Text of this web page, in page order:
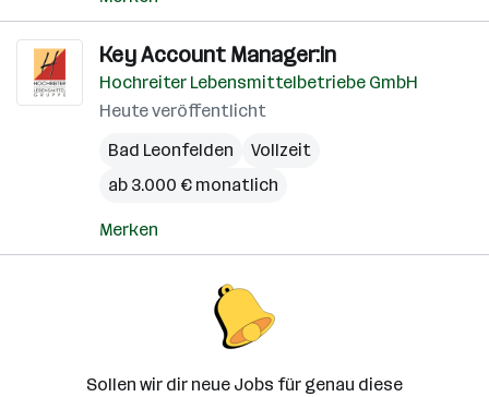
Key Account Manager:in
Hochreiter Lebensmittelbetriebe GmbH
Heute veröffentlicht
Bad Leonfelden
Vollzeit
ab 3.000 € monatlich
Merken
Sollen wir dir neue Jobs für genau diese